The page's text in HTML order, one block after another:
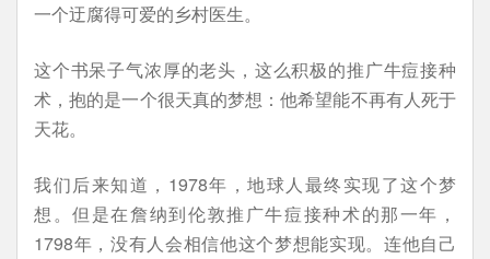
一个迂腐得可爱的乡村医生。
这个书呆子气浓厚的老头，这么积极的推广牛痘接种
术，抱的是一个很天真的梦想：他希望能不再有人死于
天花。
我们后来知道，1978年，地球人最终实现了这个梦
想。但是在詹纳到伦敦推广牛痘接种术的那一年，
1798年，没有人会相信他这个梦想能实现。连他自己